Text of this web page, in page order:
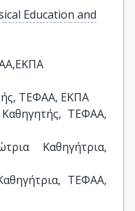
Education and
ΤΕΦΑΑ, ΕΚΠΑ
ΤΕΦΑΑ,
Καθηγήτρια,
ΤΕΦΑΑ,